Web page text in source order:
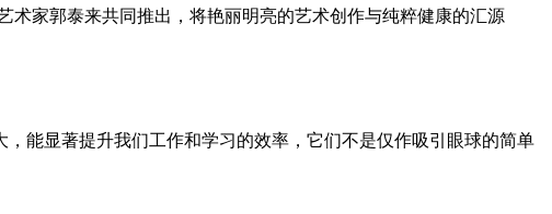
家郭泰来共同推出，将艳丽明亮的艺术创作与纯粹健康的汇源
能显著提升我们工作和学习的效率，它们不是仅作吸引眼球的简单